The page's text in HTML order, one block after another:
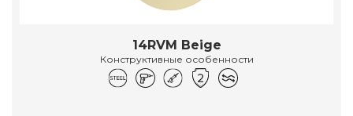
14RVM Beige
Конструктивные особенности